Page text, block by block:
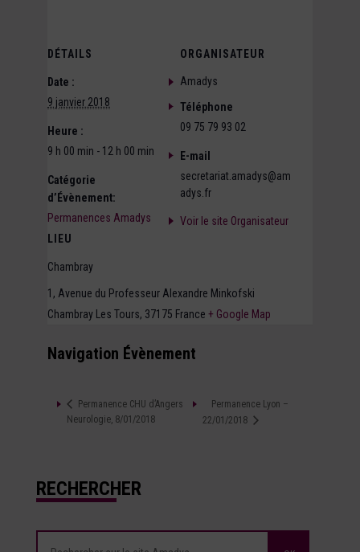
DÉTAILS
Date :
9 janvier 2018
Heure :
9 h 00 min - 12 h 00 min
Catégorie
d’Évènement:
Permanences Amadys
LIEU
Chambray
1, Avenue du Professeur Alexandre Minkofski
Chambray Les Tours, 37175 France + Google Map
ORGANISATEUR
Amadys
Téléphone
09 75 79 93 02
E-mail
secretariat.amadys@am
adys.fr
Voir le site Organisateur
Navigation Évènement
Permanence CHU d’Angers
Neurologie, 8/01/2018
Permanence Lyon –
22/01/2018
RECHERCHER